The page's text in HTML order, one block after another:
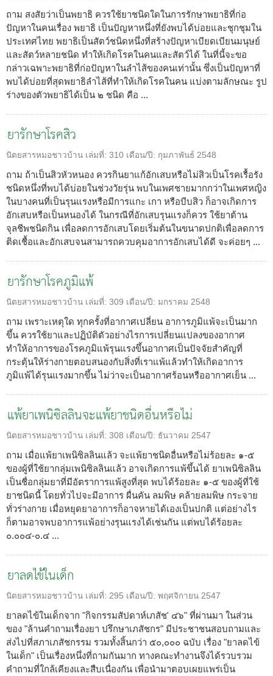
ถาม สงสัยว่าเป็นพยาธิ ควรใช้ยาชนิดใดในการรักษาพยาธิที่ก่อ
ปัญหาในคนเรื่อง พยาธิ เป็นปัญหาหนึ่งที่ยังพบได้บ่อยและชุกชุมใน
ประเทศไทย พยาธิเป็นสัตว์ชนิดหนึ่งที่สร้างปัญหาเบียดเบียนมนุษย์
และสัตว์หลายชนิด ทำให้เกิดโรคในคนและสัตว์ได้ ในที่นี้จะขอ
กล่าวเฉพาะพยาธิที่ก่อปัญหาในลำไส้ของคนเท่านั้น ซึ่งเป็นปัญหาที่
พบได้บ่อยที่สุดพยาธิลำไส้ที่ทำให้เกิดโรคในคน แบ่งตามลักษณะ รูป
ร่างของตัวพยาธิได้เป็น ๒ ชนิด คือ ...
ยารักษาโรคสิว
นิตยสารหมอชาวบ้าน เล่มที่: 310 เดือน/ปี: กุมภาพันธ์ 2548
ถาม ถ้าเป็นสิวหัวหนอง ควรกินยาแก้อักเสบหรือไม่สิวเป็นโรคเรื้อรัง
ชนิดหนึ่งที่พบได้บ่อยในช่วงวัยรุ่น พบในเพศชายมากกว่าในเพศหญิง
ในบางคนที่เป็นรุนแรงหรือมีการแกะ เกา หรือบีบสิว ก็อาจเกิดการ
อักเสบหรือเป็นหนองได้ ในกรณีที่อักเสบรุนแรงก็ควร ใช้ยาต้าน
จุลชีพชนิดกิน เพื่อลดการอักเสบโดยเริ่มต้นในขนาดปกติเพื่อลดการ
ติดเชื้อและอักเสบจนสามารถควบคุมอาการอักเสบได้ดี จะค่อยๆ ...
ยารักษาโรคภูมิแพ้
นิตยสารหมอชาวบ้าน เล่มที่: 309 เดือน/ปี: มกราคม 2548
ถาม เพราะเหตุใด ทุกครั้งที่อากาศเปลี่ยน อาการภูมิแพ้จะเป็นมาก
ขึ้น ควรใช้ยาและปฏิบัติตัวอย่างไรการเปลี่ยนแปลงของอากาศ
ทำให้อาการของโรคภูมิแพ้รุนแรงขึ้นอากาศเป็นปัจจัยสำคัญที่
กระตุ้นให้ร่างกายตอบสนองกับสิ่งที่เราแพ้แล้วทำให้เกิดอาการ
ภูมิแพ้ได้รุนแรงมากขึ้น ไม่ว่าจะเป็นอากาศร้อนหรืออากาศเย็น ...
แพ้ยาเพนิซิลลินจะแพ้ยาชนิดอื่นหรือไม่
นิตยสารหมอชาวบ้าน เล่มที่: 308 เดือน/ปี: ธันวาคม 2547
ถาม เมื่อแพ้ยาเพนิซิลลินแล้ว จะแพ้ยาชนิดอื่นหรือไม่ร้อยละ ๑-๕
ของผู้ที่ใช้ยากลุ่มเพนิซิลลินแล้ว อาจเกิดการแพ้ขึ้นได้ ยาเพนิซิลลิน
เป็นชื่อกลุ่มยาที่มีอัตราการแพ้สูงที่สุด พบได้ร้อยละ ๑-๕ ของผู้ที่ใช้
ยาชนิดนี้ โดยทั่วไปจะมีอาการ ผื่นคัน ลมพิษ คล้ายลมพิษ กระจาย
ทั่วร่างกาย เมื่อหยุดยาอาการก็อาจหายได้เองเป็นปกติ แต่อย่างไร
ก็ตามอาจพบอาการแพ้อย่างรุนแรงได้เช่นกัน แต่พบได้ร้อยละ
๐.๐๐๔-๐.๔ ...
ยาลดไข้ในเด็ก
นิตยสารหมอชาวบ้าน เล่มที่: 295 เดือน/ปี: พฤศจิกายน 2547
ยาลดไข้ในเด็กจาก "กิจกรรมสัปดาห์เภสัช' ๔๖" ที่ผ่านมา ในส่วน
ของ "ล้านคำถามเรื่องยา ปรึกษาเภสัชกร" มีประชาชนสอบถามและ
ส่งไปที่สภาเภสัชกรรม รวมทั้งสิ้นกว่า ๕๐,๐๐๐ ฉบับ เรื่อง "ยาลดไข้
ในเด็ก" เป็นเรื่องหนึ่งที่ถามกันมาก ทางคณะทำงานจึงได้รวบรวม
คำถามที่ใกล้เคียงและสืบเนื่องกัน เพื่อนำมาตอบเผยแพร่เป็น